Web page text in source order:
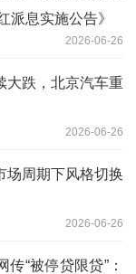
派息实施公告》
2026-06-26
大跌，北京汽车重
2026-06-26
场周期下风格切换
2026-06-26
“被停贷限贷”：